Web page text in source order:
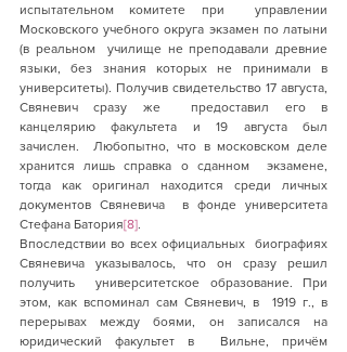
испытательном комитете при  управлении
Московского учебного округа экзамен по латыни
(в реальном  училище не преподавали древние
языки, без знания которых не принимали в
университеты). Получив свидетельство 17 августа,
Свяневич сразу же  предоставил его в
канцелярию факультета и 19 августа был
зачислен.  Любопытно, что в московском деле
хранится лишь справка о сданном  экзамене,
тогда как оригинал находится среди личных
документов Свяневича  в фонде университета
Стефана Батория[8].
Впоследствии во всех официальных  биографиях
Свяневича указывалось, что он сразу решил
получить  университетское образование. При
этом, как вспоминал сам Свяневич, в  1919 г., в
перерывах между боями, он записался на
юридический факультет в  Вильне, причём